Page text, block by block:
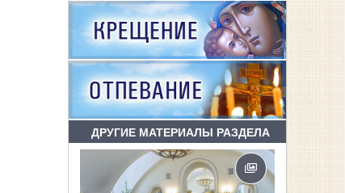
ДРУГИЕ МАТЕРИАЛЫ РАЗДЕЛА